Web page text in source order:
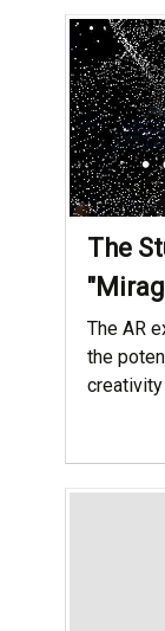
The
The AR
the